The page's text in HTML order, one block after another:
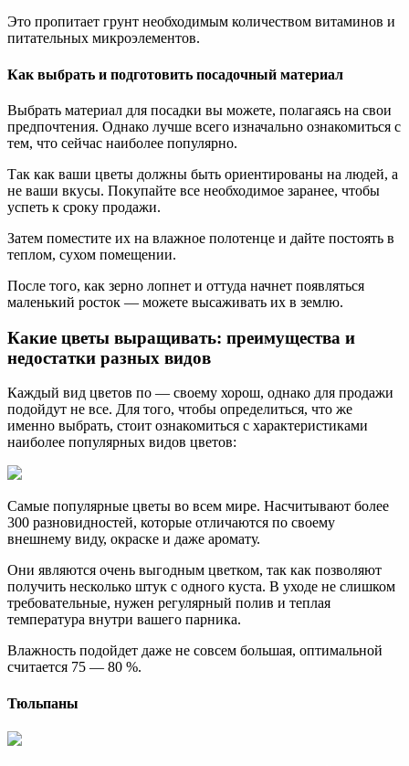
Это пропитает грунт необходимым количеством витаминов и
питательных микроэлементов.
Как выбрать и подготовить посадочный материал
Выбрать материал для посадки вы можете, полагаясь на свои
предпочтения. Однако лучше всего изначально ознакомиться с
тем, что сейчас наиболее популярно.
Так как ваши цветы должны быть ориентированы на людей, а
не ваши вкусы. Покупайте все необходимое заранее, чтобы
успеть к сроку продажи.
Затем поместите их на влажное полотенце и дайте постоять в
теплом, сухом помещении.
После того, как зерно лопнет и оттуда начнет появляться
маленький росток — можете высаживать их в землю.
Какие цветы выращивать: преимущества и
недостатки разных видов
Каждый вид цветов по — своему хорош, однако для продажи
подойдут не все. Для того, чтобы определиться, что же
именно выбрать, стоит ознакомиться с характеристиками
наиболее популярных видов цветов:
Самые популярные цветы во всем мире. Насчитывают более
300 разновидностей, которые отличаются по своему
внешнему виду, окраске и даже аромату.
Они являются очень выгодным цветком, так как позволяют
получить несколько штук с одного куста. В уходе не слишком
требовательные, нужен регулярный полив и теплая
температура внутри вашего парника.
Влажность подойдет даже не совсем большая, оптимальной
считается 75 — 80 %.
Тюльпаны